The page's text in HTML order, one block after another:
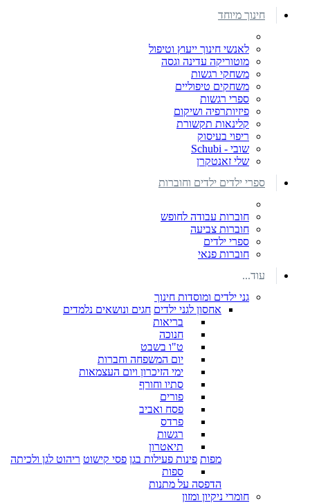
חינוך מיוחד
לאנשי חינוך ייעוץ וטיפול
מוטוריקה עדינה וגסה
משחקי רגשות
משחקים טיפוליים
ספרי רגשות
פיזיותרפיה ושיקום
קלינאות תקשורת
ריפוי בעיסוק
שובי - Schubi
שלי זאנטקרן
ספרי ילדים ילדים וחוברות
חוברות עבודה לחופש
חוברות צביעה
ספרי ילדים
חוברות פנאי
עוד...
גני ילדים ומוסדות חינוך
אחסון לגני ילדים חגים ונושאים נלמדים
בריאות
חנוכה
ט"ו בשבט
יום המשפחה וחברות
ימי הזיכרון ויום העצמאות
סתיו וחורף
פורים
פסח ואביב
פרדס
רגשות
תיאטרון
מפות פינות פעילות בגן פסי קישוט ריהוט לגן ולכיתה
ספות
הדפסה על מתנות
חומרי ניקיון ומזון